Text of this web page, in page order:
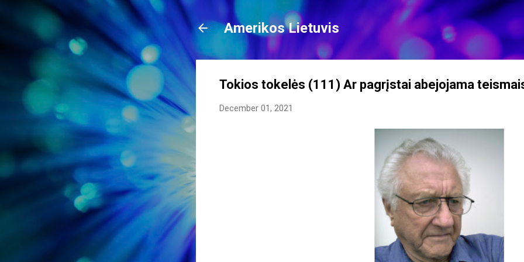
Skip to main content
Amerikos Lietuvis
Tokios tokelės (111) Ar pagrįstai abejojama
December 01, 2021